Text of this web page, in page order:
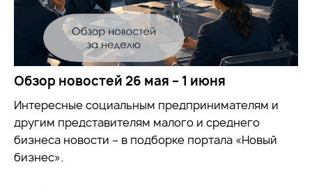
Обзор новостей 26 мая – 1 июня
Интересные социальным предпринимателям и
другим представителям малого и среднего
бизнеса новости – в подборке портала «Новый
бизнес».